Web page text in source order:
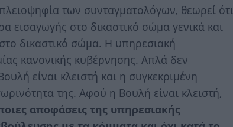
των συνταγματολόγων, θεωρεί ότι
εισαγωγής στο δικαστικό σώμα γενικά και
δικαστικό σώμα. Η υπηρεσιακή
κανονικής κυβέρνησης. Απλά δεν
είναι κλειστή και η συγκεκριμένη
της. Αφού η Βουλή είναι κλειστή,
αποφάσεις της υπηρεσιακής